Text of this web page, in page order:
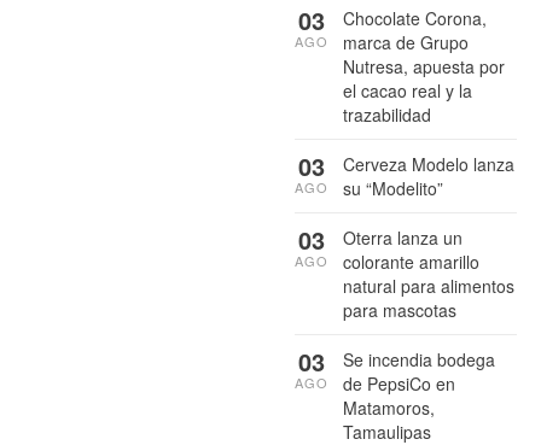
Chocolate Corona,
marca de Grupo
Nutresa, apuesta por
el cacao real y la
trazabilidad
03
AGO
Cerveza Modelo lanza
su “Modelito”
03
AGO
Oterra lanza un
colorante amarillo
natural para alimentos
para mascotas
03
AGO
Se incendia bodega
de PepsiCo en
Matamoros,
Tamaulipas
03
AGO